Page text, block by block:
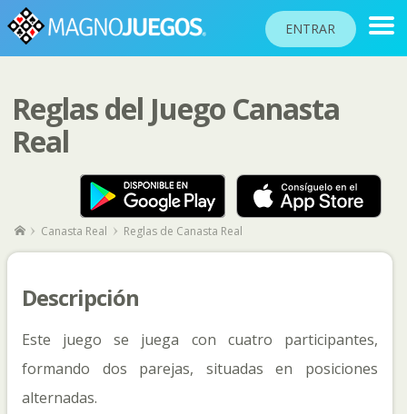
ENTRAR
RANKINGS
TORNEOS
COMUNIDAD
AYUDA
PASAPORTE
JUGAR
Idioma del sitio
Reglas del Juego Canasta
Real
Canasta Real Reglas de Canasta Real
Descripción
Este juego se juega con cuatro participantes,
formando dos parejas, situadas en posiciones
alternadas.